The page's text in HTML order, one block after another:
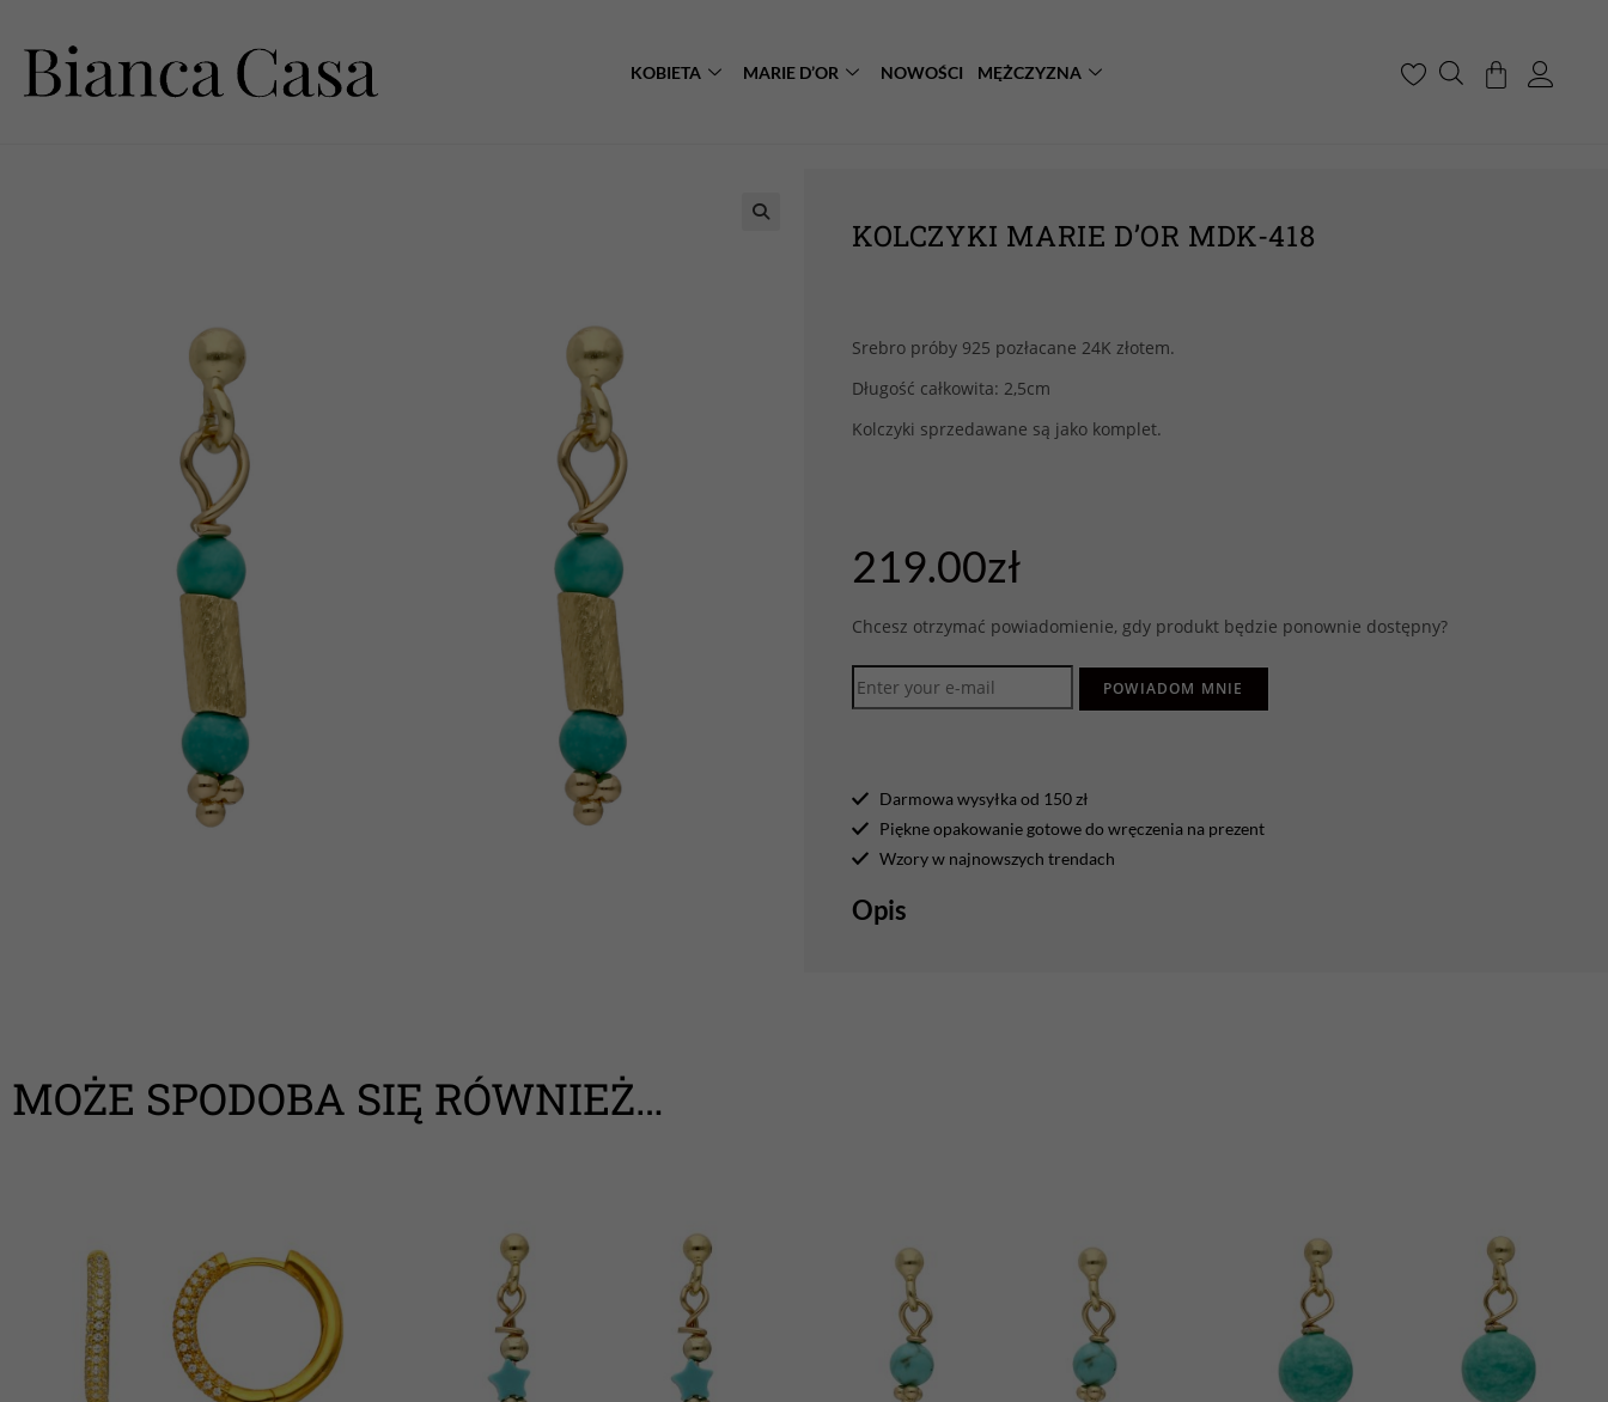
KOBIETA MARIE D’OR NOWOŚCI MĘŻCZYZNA
KOLCZYKI MARIE D’OR MDK-418
Srebro próby 925 pozłacane 24K złotem.
Długość całkowita: 2,5cm
Kolczyki sprzedawane są jako komplet.
219.00zł
Chcesz otrzymać powiadomienie, gdy produkt będzie ponownie dostępny?
POWIADOM MNIE
Darmowa wysyłka od 150 zł
Piękne opakowanie gotowe do wręczenia na prezent
Wzory w najnowszych trendach
Opis
MOŻE SPODOBA SIĘ RÓWNIEŻ…